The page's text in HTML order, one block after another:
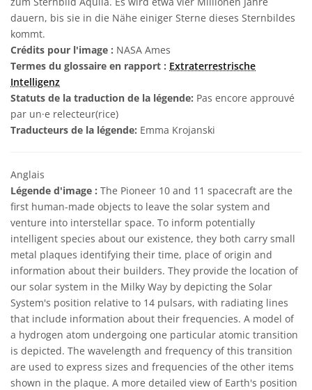
dauern, bis sie in die Nähe einiger Sterne dieses Sternbildes
kommt.
Crédits pour l'image : NASA Ames
Termes du glossaire en rapport : Extraterrestrische
Intelligenz
Statuts de la traduction de la légende: Pas encore approuvé
par un·e relecteur(rice)
Traducteurs de la légende: Emma Krojanski
Anglais
Légende d'image : The Pioneer 10 and 11 spacecraft are the
first human-made objects to leave the solar system and
venture into interstellar space. To inform potentially
intelligent species about our existence, they both carry small
metal plaques identifying their time, place of origin and
information about their builders. They provide the location of
our solar system in the Milky Way by depicting the Solar
System's position relative to 14 pulsars, with radiating lines
that include information about their frequencies. A model of
a hydrogen atom undergoing one particular atomic transition
is depicted. The wavelength and frequency of this transition
are used to express sizes and frequencies of the other items
shown in the plaque. A more detailed view of Earth's position